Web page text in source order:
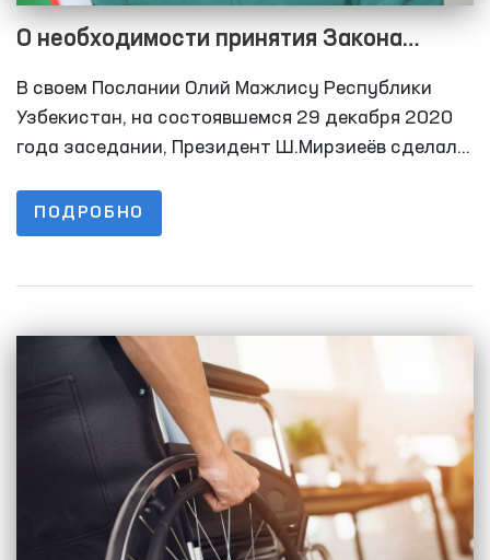
О необходимости принятия Закона
Республики Узбекистан «О детском
омбудсмане»
В своем Послании Олий Мажлису Республики
Узбекистан, на состоявшемся 29 декабря 2020
года заседании, Президент Ш.Мирзиеёв сделал
детском омбудсмане.
ПОДРОБНО